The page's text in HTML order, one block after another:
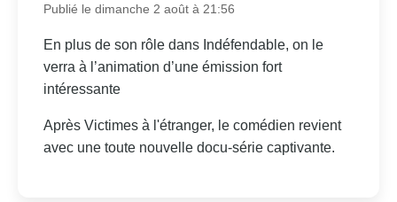
Publié le dimanche 2 août à 21:56
En plus de son rôle dans Indéfendable, on le
verra à l’animation d’une émission fort
intéressante
Après Victimes à l'étranger, le comédien revient
avec une toute nouvelle docu-série captivante.